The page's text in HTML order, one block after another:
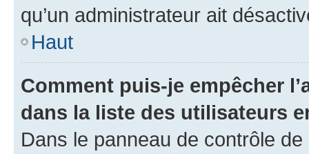
qu’un administrateur ait
Haut
Comment puis-je empêcher
dans la liste des utilisateurs
Dans le panneau de contrôle